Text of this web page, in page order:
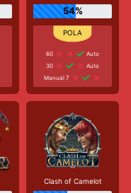
54%
60
Auto
30
Auto
Manual 7
Clash of Camelot